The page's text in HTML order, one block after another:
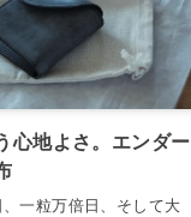
心地よさ。エンダー
一粒万倍日、そして大